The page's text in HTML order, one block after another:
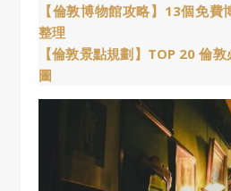
【倫敦博物館攻略】13個免
整理
【倫敦景點規劃】TOP 20 倫
圖